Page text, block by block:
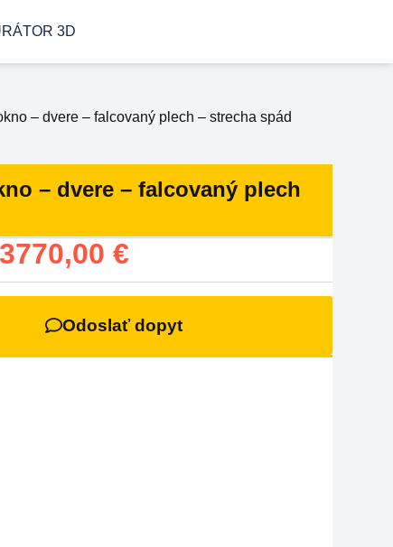
3D
– dvere – falcovaný plech – strecha spád
– dvere – falcovaný plech
3770,00 €
Odoslať dopyt